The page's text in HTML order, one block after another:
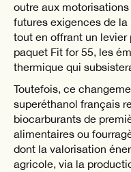
outre aux
futures exigences de la
tout en offrant un levier
paquet Fit for 55, les
thermique qui
Toutefois, ce
superéthanol français
biocarburants de
alimentaires ou
dont la valorisation
agricole, via la